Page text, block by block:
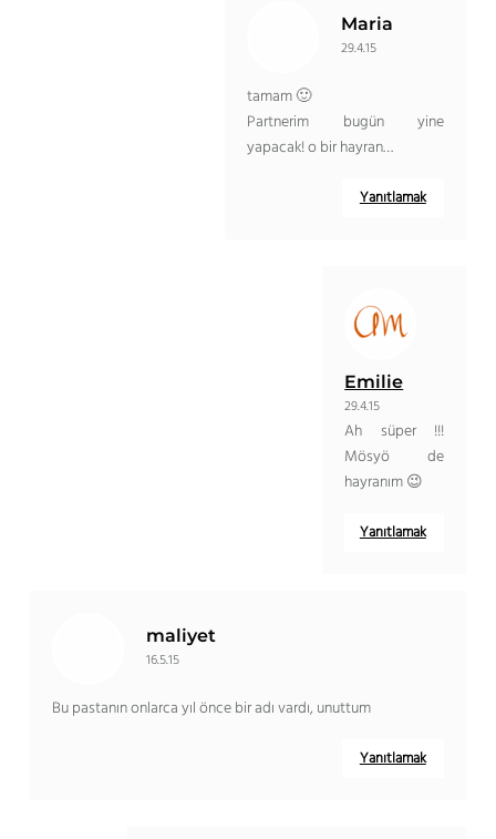
Maria
29.4.15
tamam 🙂
Partnerim bugün yine
yapacak! o bir hayran…
Yanıtlamak
Emilie
29.4.15
Ah süper !!!
Mösyö de
hayranım 😉
Yanıtlamak
maliyet
16.5.15
Bu pastanın onlarca yıl önce bir adı vardı, unuttum
Yanıtlamak